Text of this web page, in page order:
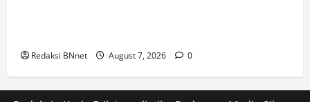
Redaksi BNnet August 7, 2026 0